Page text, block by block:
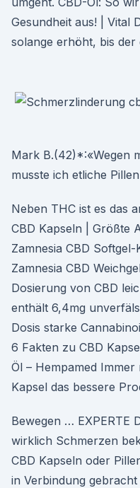
Gesundheit aus! | Vital
solange erhöht, bis
Mark B.(42)*:«Wegen
musste ich etliche
Neben THC ist es das
CBD Kapseln | Größte
Zamnesia CBD
Zamnesia CBD
Dosierung von CBD
enthält 6,4mg
Dosis starke
6 Fakten zu CBD
Öl – Hempamed
Kapsel das bessere
Bewegen … EXPERTE
wirklich Schmerzen
CBD Kapseln oder
in Verbindung